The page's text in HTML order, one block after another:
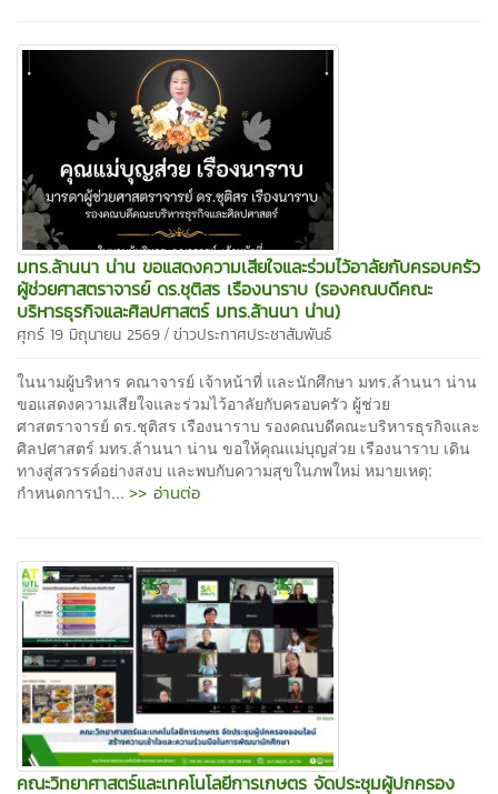
มทร.ล้านนา น่าน ขอแสดงความเสียใจและร่วมไว้อาลัยกับครอบครัว
ผู้ช่วยศาสตราจารย์ ดร.ชุติสร เรืองนาราบ (รองคณบดีคณะ
บริหารธุรกิจและศิลปศาสตร์ มทร.ล้านนา น่าน)
ศุกร์ 19 มิถุนายน 2569 / ข่าวประกาศประชาสัมพันธ์
ในนามผู้บริหาร คณาจารย์ เจ้าหน้าที่ และนักศึกษา มทร.ล้านนา น่าน
ขอแสดงความเสียใจและร่วมไว้อาลัยกับครอบครัว ผู้ช่วย
ศาสตราจารย์ ดร.ชุติสร เรืองนาราบ รองคณบดีคณะบริหารธุรกิจและ
ศิลปศาสตร์ มทร.ล้านนา น่าน ขอให้คุณแม่บุญส่วย เรืองนาราบ เดิน
ทางสู่สวรรค์อย่างสงบ และพบกับความสุขในภพใหม่ หมายเหตุ:
กำหนดการบำ... >> อ่านต่อ
คณะวิทยาศาสตร์และเทคโนโลยีการเกษตร จัดประชุมผู้ปกครอง